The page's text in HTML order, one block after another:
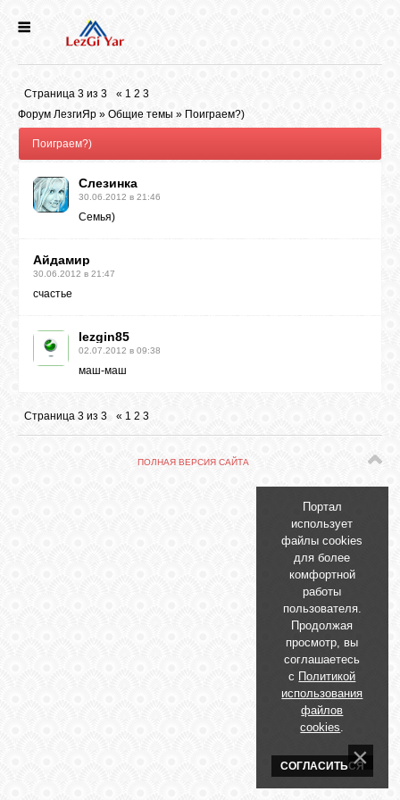
ИСТОРИЯ
ГОЛОС
НАРОДЫ
Страница 3 из 3 « 1 2 3
Форум ЛезгиЯр » Общие темы » Поиграем?)
Поиграем?)
Слезинка
30.06.2012 в 21:46
Семья)
Айдамир
30.06.2012 в 21:47
счастье
lezgin85
02.07.2012 в 09:38
маш-маш
Страница 3 из 3 « 1 2 3
ПОЛНАЯ ВЕРСИЯ САЙТА
Портал
использует
файлы cookies
для более
комфортной
работы
пользователя.
Продолжая
просмотр, вы
соглашаетесь
с Политикой
использования
файлов
cookies
СОГЛАСИТЬСЯ